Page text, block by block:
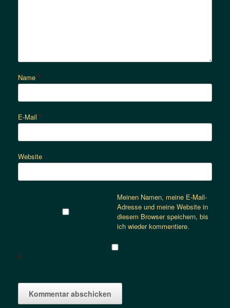
Name *
E-Mail *
Website
Meinen Namen, meine E-Mail-
Adresse und meine Website in
diesem Browser speichern, bis
ich wieder kommentiere.
*